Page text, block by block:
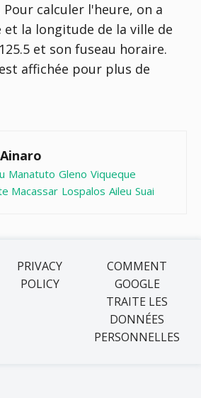
Pour calculer l'heure, on a
la longitude de la ville de
et son fuseau horaire.
affichée pour plus de
Manatuto Gleno Viqueque
Macassar Lospalos Aileu Suai
PRIVACY
POLICY
COMMENT
GOOGLE
TRAITE LES
DONNÉES
PERSONNELLES